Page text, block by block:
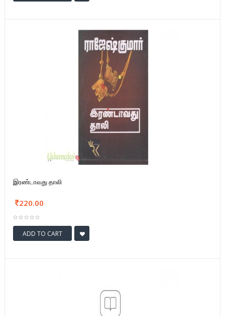
இரண்டாவது தாலி
220.00
ADD TO CART